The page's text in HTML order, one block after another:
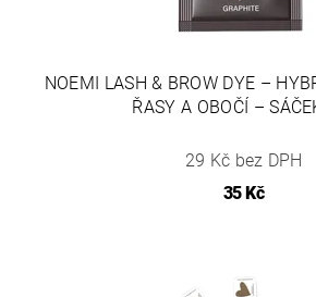
NOEMI LASH & BROW DYE –
ŘASY A OBOČÍ –
29 Kč bez DPH
35 Kč